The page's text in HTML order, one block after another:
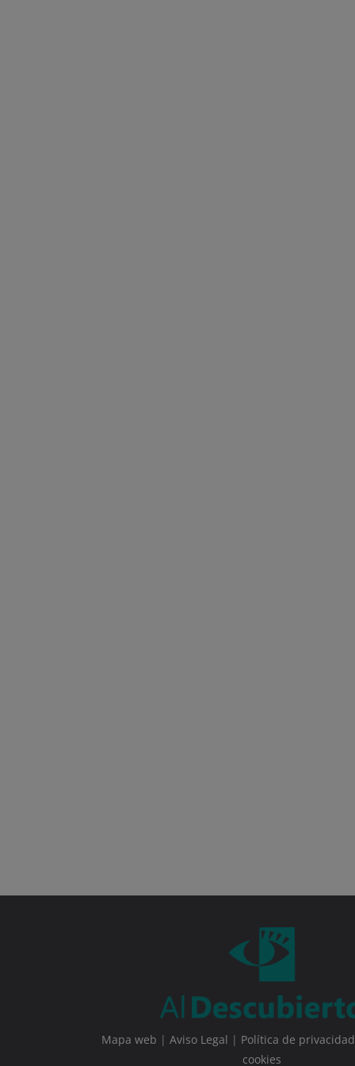
Mapa web | Aviso Legal | Política de privacidad
cookies